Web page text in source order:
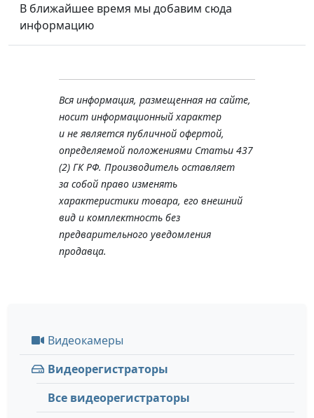
В ближайшее время мы добавим сюда
информацию
Вся информация, размещенная на сайте,
носит информационный характер
и не является публичной офертой,
определяемой положениями Статьи 437
(2) ГК РФ. Производитель оставляет
за собой право изменять
характеристики товара, его внешний
вид и комплектность без
предварительного уведомления
продавца.
Видеокамеры
Видеорегистраторы
Все видеорегистраторы